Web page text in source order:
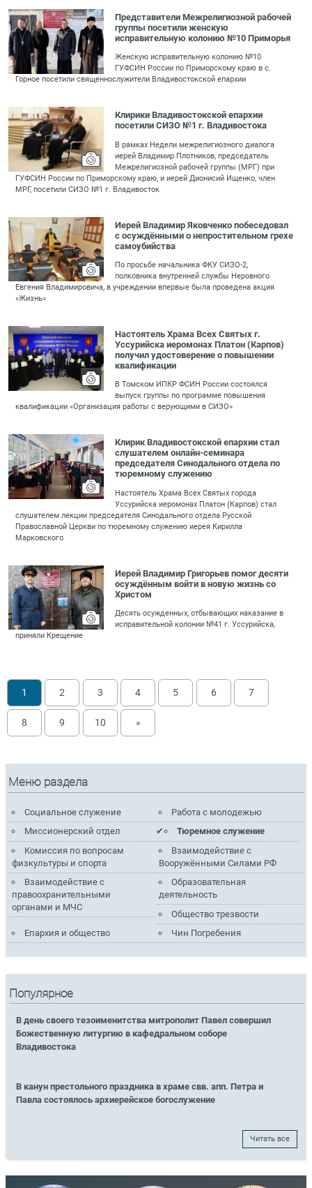
Представители Межрелигиозной рабочей
группы посетили женскую
исправительную колонию №10 Приморья
Женскую исправительную колонию №10
ГУФСИН России по Приморскому краю в с.
Горное посетили священнослужители Владивостокской епархии
Клирики Владивостокской епархии
посетили СИЗО №1 г. Владивостока
В рамках Недели межрелигиозного диалога
иерей Владимир Плотников, председатель
Межрелигиозной рабочей группы (МРГ) при
ГУФСИН России по Приморскому краю, и иерей Дионисий Ищенко, член
МРГ, посетили СИЗО №1 г. Владивосток
Иерей Владимир Яковченко побеседовал
с осуждёнными о непростительном грехе
самоубийства
По просьбе начальника ФКУ СИЗО-2,
полковника внутренней службы Неровного
Евгения Владимировича, в учреждении впервые была проведена акция
«Жизнь»
Настоятель Храма Всех Святых г.
Уссурийска иеромонах Платон (Карпов)
получил удостоверение о повышении
квалификации
В Томском ИПКР ФСИН России состоялся
выпуск группы по программе повышения
квалификации «Организация работы с верующими в СИЗО»
Клирик Владивостокской епархии стал
слушателем онлайн-семинара
председателя Синодального отдела по
тюремному служению
Настоятель Храма Всех Святых города
Уссурийска иеромонах Платон (Карпов) стал
слушателем лекции председателя Синодального отдела Русской
Православной Церкви по тюремному служению иерея Кирилла
Марковского
Иерей Владимир Григорьев помог десяти
осуждённым войти в новую жизнь со
Христом
Десять осужденных, отбывающих наказание в
исправительной колонии №41 г. Уссурийска,
приняли Крещение
1 2 3 4 5 6 7
8 9 10 »
Меню раздела
Социальное служение
Работа с молодежью
Миссионерский отдел
Тюремное служение
Комиссия по вопросам
физкультуры и спорта
Взаимодействие с
Вооружёнными Силами РФ
Взаимодействие с
правоохранительными
органами и МЧС
Образовательная
деятельность
Общество трезвости
Епархия и общество
Чин Погребения
Популярное
В день своего тезоименитства митрополит Павел совершил
Божественную литургию в кафедральном соборе
Владивостока
В канун престольного праздника в храме свв. апп. Петра и
Павла состоялось архиерейское богослужение
Читать все